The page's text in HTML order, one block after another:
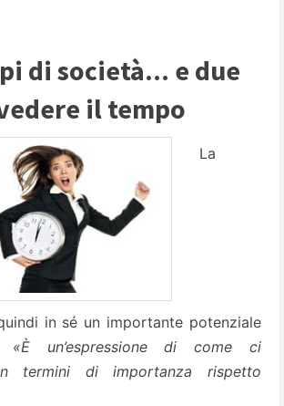
di società... e due
il tempo
La
in sé un importante potenziale
«È un’espressione di come ci
termini di importanza rispetto